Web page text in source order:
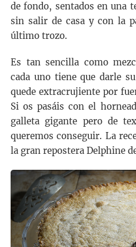
de fondo, sentados en una
sin salir de casa y con la
último trozo.
Es tan sencilla como
cada uno tiene que darle
quede extracrujiente por
Si os pasáis con el
galleta gigante pero de
queremos conseguir. La
la gran repostera Delphine